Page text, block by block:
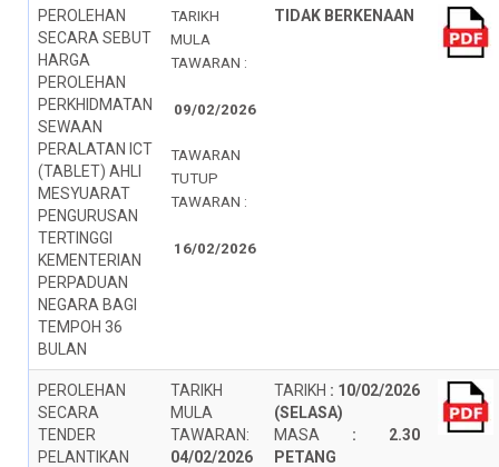
PEROLEHAN
SECARA SEBUT
HARGA
PEROLEHAN
PERKHIDMATAN
SEWAAN
PERALATAN ICT
(TABLET) AHLI
MESYUARAT
PENGURUSAN
TERTINGGI
KEMENTERIAN
PERPADUAN
NEGARA BAGI
TEMPOH 36
BULAN
TARIKH
MULA
TAWARAN :
09/02/2026
TAWARAN
TUTUP
TAWARAN :
16/02/2026
TIDAK BERKENAAN
PEROLEHAN
SECARA
TENDER
PELANTIKAN
TARIKH
MULA
TAWARAN:
04/02/2026
TARIKH : 10/02/2026
(SELASA)
MASA :
2.30
PETANG